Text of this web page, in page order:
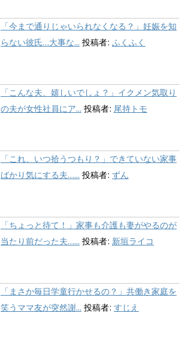
「今まで通りじゃいられなくなる？」妊娠を知
らない彼氏…大事な... 投稿者: ふくふく
「こんな夫、嬉しいでしょ？」イクメン気取り
の夫が女性社員にア... 投稿者: 尾持トモ
「これ、いつ拾うつもり？」できていない家事
ばかり気にする夫…... 投稿者: ずん
「ちょっと待て！」家事も介護も妻がやるのが
当たり前だった夫…... 投稿者: 新垣ライコ
「まさか毎日学童行かせるの？」共働き家庭を
笑うママ友が突然謝... 投稿者: すじえ